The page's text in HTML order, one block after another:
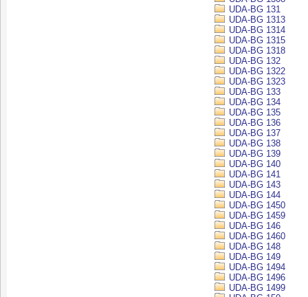
UDA-BG 131
UDA-BG 1313
UDA-BG 1314
UDA-BG 1315
UDA-BG 1318
UDA-BG 132
UDA-BG 1322
UDA-BG 1323
UDA-BG 133
UDA-BG 134
UDA-BG 135
UDA-BG 136
UDA-BG 137
UDA-BG 138
UDA-BG 139
UDA-BG 140
UDA-BG 141
UDA-BG 143
UDA-BG 144
UDA-BG 1450
UDA-BG 1459
UDA-BG 146
UDA-BG 1460
UDA-BG 148
UDA-BG 149
UDA-BG 1494
UDA-BG 1496
UDA-BG 1499